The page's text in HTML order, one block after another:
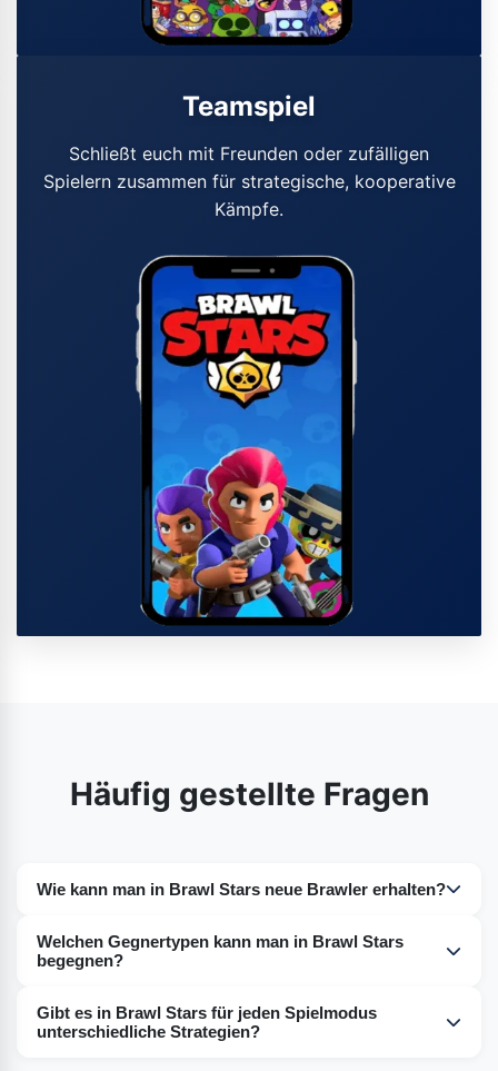
Teamspiel
Schließt euch mit Freunden oder zufälligen
Spielern zusammen für strategische, kooperative
Kämpfe.
Häufig gestellte Fragen
Wie kann man in Brawl Stars neue Brawler erhalten?
Brawl Stars zu bekommen. Zum einen könnt ihr
im Spiel voranzukommen, wodurch neue Charaktere
freigeschaltet werden. Zum anderen könnt ihr neue
Welchen Gegnertypen kann man in Brawl Stars
begegnen?
Da Spieler aus aller Welt dabei sind, könnt ihr im Online-
Gibt es in Brawl Stars für jeden Spielmodus
unterschiedliche Strategien?